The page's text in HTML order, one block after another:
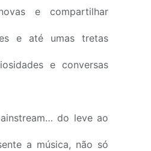
e compartilhar
e até umas tretas
e conversas
do leve ao
a música, não só